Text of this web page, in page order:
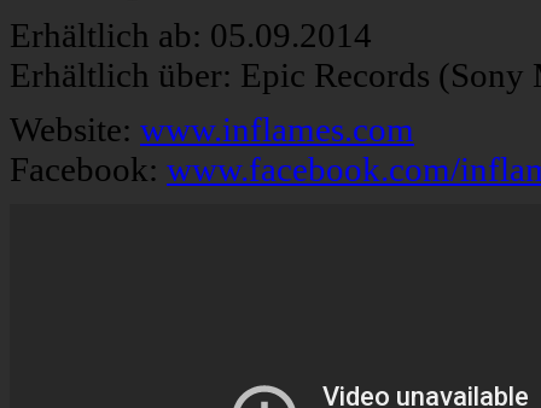
Erhältlich ab: 05.09.2014
Erhältlich über: Epic Records (Sony
Website: www.inflames.com
Facebook: www.facebook.com/